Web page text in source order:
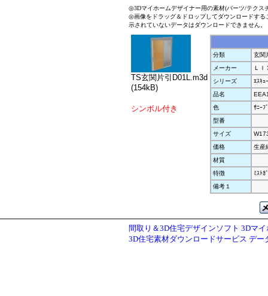
◎3Dマイホームデザイナー用の素材(パーツ/テクス
◎画像をドラッグ＆ドロップしてダウンロードす
示されていないデータはダウンロードできません。
TS玄関片引D01L.m3d
(154kB)
シンボル付き
分類
玄関
メーカー
ＬＩ
シリーズ
ｴｽｷｭ
品名
色
ｻﾆｰﾌ
型番
サイズ
価格
生産
材質
特徴
ﾐｽﾄｶ
備考１
間取り＆3D住宅デザインソフト 3Dマ
3D住宅素材ダウンロードサービス デー